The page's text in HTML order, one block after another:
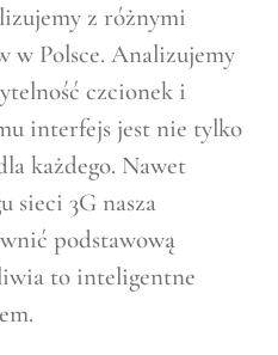
z różnymi
w Polsce. Analizujemy
czcionek i
interfejs jest nie tylko
każdego. Nawet
sieci 3G nasza
podstawową
to inteligentne